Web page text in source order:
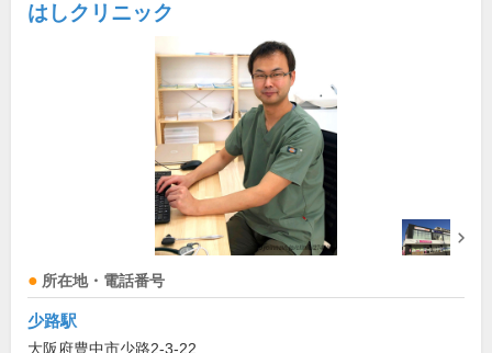
はしクリニック
所在地・電話番号
少路駅
大阪府豊中市少路2-3-22